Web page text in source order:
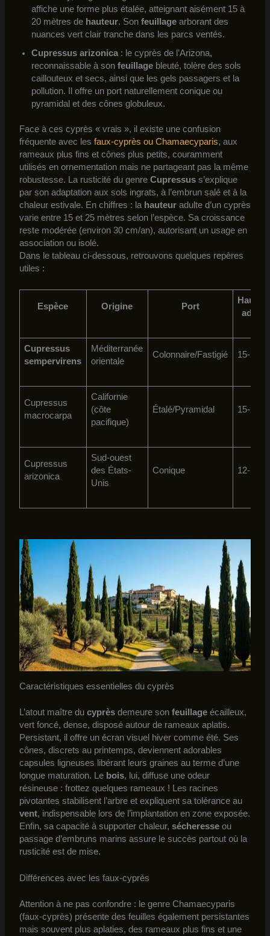
affiche une forme plus étalée, atteignant aisément 15 à
20 mètres de hauteur. Son feuillagearborant des
nuances vert clair tranche dans les parcs ventés.
Cupressus arizonica: le cyprès de l’Arizona,
reconnaissable à son feuillagebleuté, tolère des sols
caillouteux et secs, ainsi que les gels passagers et la
pollution. Il offre un port naturellement conique ou
pyramidal et des cônes globuleux.
Face à ces cyprès « vrais », il existe une confusion
fréquente avec les faux-cyprès ou Chamaecyparis, aux
rameaux plus fins et cônes plus petits, couramment
utilisés en ornementation mais ne partageant pas la même
robustesse. La rusticité du genre Cupressuss’explique
par son adaptation aux sols ingrats, à l’embrun salé et à la
chaleur estivale. En chiffres : la hauteuradulte d’un cyprès
varie entre 15 et 25 mètres selon l’espèce. Sa croissance
reste modérée (environ 30 cm/an), autorisant un usage en
association ou isolé.
Dans le tableau ci-dessous, retrouvons quelques repères
utiles :
Espèce Origine Port
adulte
Cupressus
sempervirens
Méditerranée
orientale
Colonnaire/Fastigié 15-25 m
Cupressus
macrocarpa
Californie
(côte
pacifique)
Étalé/Pyramidal 15-20 m
Cupressus
arizonica
Sud-ouest
des États-
Unis
Conique 12-18 m
Caractéristiques essentielles du cyprès
L’atout maître du cyprèsdemeure son feuillageécailleux,
vert foncé, dense, disposé autour de rameaux aplatis.
Persistant, il offre un écran visuel hiver comme été. Ses
cônes, discrets au printemps, deviennent adorables
capsules ligneuses libérant leurs graines au terme d’une
longue maturation. Le bois, lui, diffuse une odeur
résineuse : frottez quelques rameaux ! Les racines
pivotantes stabilisent l’arbre et expliquent sa tolérance au
vent, indispensable lors de l’implantation en zone exposée.
Enfin, sa capacité à supporter chaleur, sécheresseou
passage d’embruns marins assure le succès partout où la
rusticité est de mise.
Différences avec les faux-cyprès
Attention à ne pas confondre : le genre Chamaecyparis
(faux-cyprès) présente des feuilles également persistantes
mais souvent plus aplaties, des rameaux plus fins et une